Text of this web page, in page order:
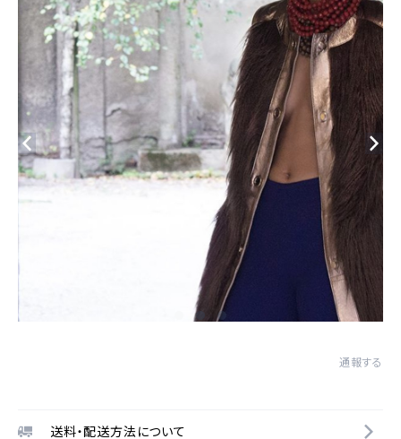
通報する
送料・配送方法について